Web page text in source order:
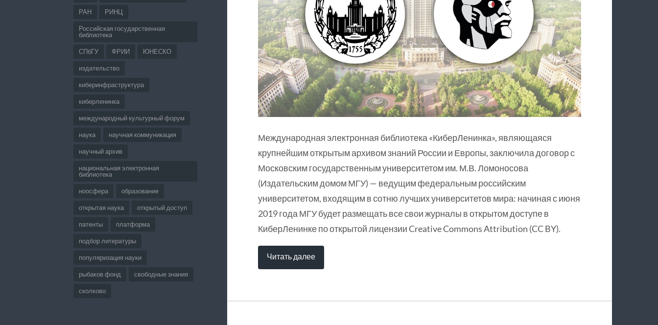
РАН РИНЦ
Российская государственная
библиотека
СПбГУ ФРИИ ЮНЕСКО
издательство
киберинфраструктура
киберленинка
международный культурный форум
наука научная коммуникация
научный архив
национальная электронная
библиотека
ноосфера образование
открытая наука открытый доступ
патенты платформа
подбор литературы
популяризация науки
рыбаков фонд свободные знания
сколково
Международная электронная библиотека «КиберЛенинка», являющаяся
крупнейшим открытым архивом знаний России и Европы, заключила договор с
Московским государственным университетом им. М.В. Ломоносова
(Издательским домом МГУ) — ведущим федеральным российским
университетом, входящим в сотню лучших университетов мира: начиная с июня
2019 года МГУ будет размещать все свои журналы в открытом доступе в
КиберЛенинке по открытой лицензии Creative Commons Attribution (CC BY).
Читать далее